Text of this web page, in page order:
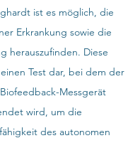
ist es möglich, die
Erkrankung sowie die
herauszufinden. Diese
Test dar, bei dem der
Messgerät
wird, um die
des autonomen